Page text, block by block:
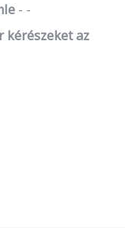
-
kérészeket az